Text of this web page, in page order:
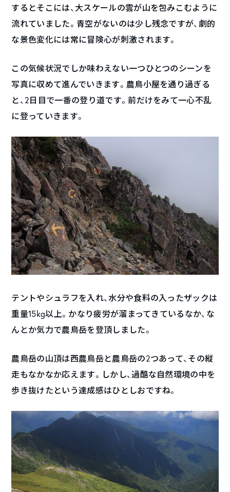
するとそこには、大スケールの雲が山を包みこむように
流れていました。青空がないのは少し残念ですが、劇的
な景色変化には常に冒険心が刺激されます。
この気候状況でしか味わえない一つひとつのシーンを
写真に収めて進んでいきます。農鳥小屋を通り過ぎる
と、2日目で一番の登り道です。前だけをみて一心不乱
に登っていきます。
テントやシュラフを入れ、水分や食料の入ったザックは
重量15kg以上。かなり疲労が溜まってきているなか、な
んとか気力で農鳥岳を登頂しました。
農鳥岳の山頂は西農鳥岳と農鳥岳の2つあって、その縦
走もなかなか応えます。しかし、過酷な自然環境の中を
歩き抜けたという達成感はひとしおですね。